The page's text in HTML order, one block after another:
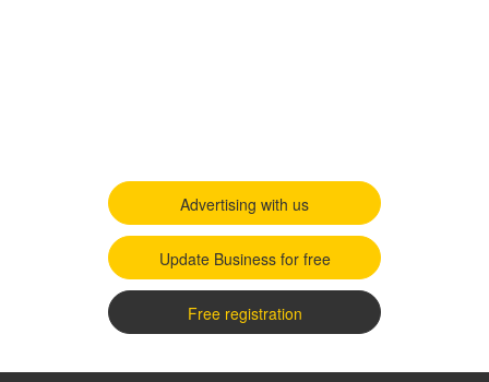
Advertising with us
Update Business for free
Free registration